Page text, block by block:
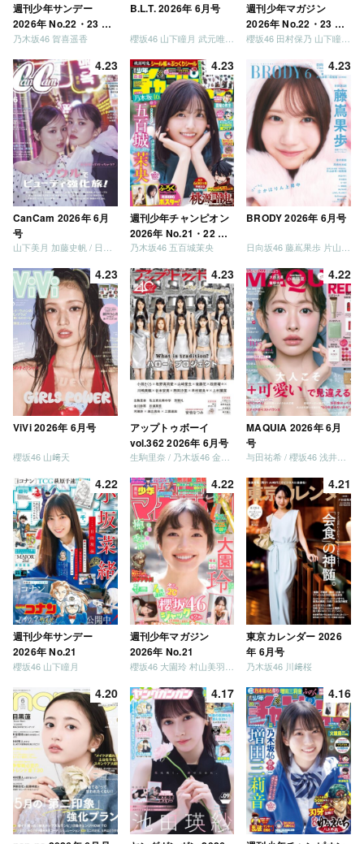
週刊少年サンデー
2026年 No.22・23 合
併号
乃木坂46 賀喜遥香
B.L.T. 2026年 6月号
櫻坂46 山下瞳月 武元唯衣 / 乃木坂46 海邉朱莉
週刊少年マガジン
2026年 No.22・23 合
併号
4.23
CanCam 2026年 6月
号
山下美月 加藤史帆 / 日向坂46 大野愛実
4.23
週刊少年チャンピオン
2026年 No.21・22 合
併号
乃木坂46 五百城茉央
4.23
BRODY 2026年 6月号
日向坂46 藤嶌果歩 片山紗希 松尾桜 金村美玖 髙橋未来虹
4.23
ViVi 2026年 6月号
櫻坂46 山﨑天
4.23
アップトゥボーイ
vol.362 2026年 6月号
4.22
MAQUIA 2026年 6月
号
4.22
週刊少年サンデー
2026年 No.21
櫻坂46 山下瞳月
4.22
週刊少年マガジン
2026年 No.21
4.21
東京カレンダー 2026
年 6月号
乃木坂46 川﨑桜
4.20 4.17 4.16